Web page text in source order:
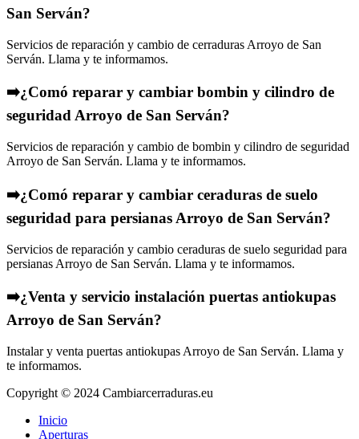
San Serván?
Servicios de reparación y cambio de cerraduras Arroyo de San
Serván. Llama y te informamos.
➡️¿Comó reparar y cambiar bombin y cilindro de
seguridad Arroyo de San Serván?
Servicios de reparación y cambio de bombin y cilindro de seguridad
Arroyo de San Serván. Llama y te informamos.
➡️¿Comó reparar y cambiar ceraduras de suelo
seguridad para persianas Arroyo de San Serván?
Servicios de reparación y cambio ceraduras de suelo seguridad para
persianas Arroyo de San Serván. Llama y te informamos.
➡️¿Venta y servicio instalación puertas antiokupas
Arroyo de San Serván?
Instalar y venta puertas antiokupas Arroyo de San Serván. Llama y
te informamos.
Copyright © 2024 Cambiarcerraduras.eu
Inicio
Aperturas